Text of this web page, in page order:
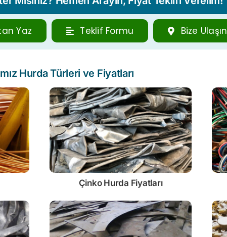
Yaz Teklif Formu Bize Ulaşın
Hurda Türleri ve Fiyatları
Çinko Hurda Fiyatları